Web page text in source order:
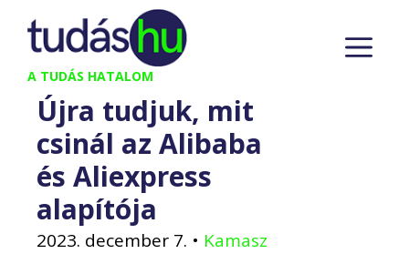
Kilépés
tartalomba
A TUDÁS HATALOM
Újra tudjuk, mit
csinál az Alibaba
és Aliexpress
alapítója
2023. december 7. • Kamasz